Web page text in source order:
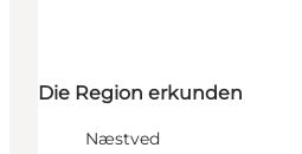
Die Region erkunden
Næstved